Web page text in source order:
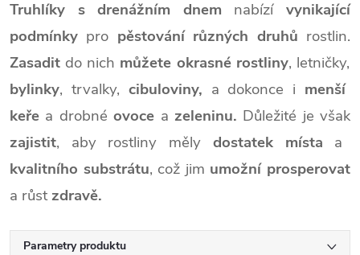
Truhlíky s drenážním dnem nabízívynikající
podmínky pro pěstování různých druhů rostlin.
Zasadit do nich můžete okrasné rostliny, letničky,
bylinky, trvalky, cibuloviny, a dokonce i menší
keře a drobné ovoce a zeleninu. Důležité je však
zajistit, aby rostliny měly dostatek místa a
kvalitního substrátu, což jim umožní prosperovat
a růstzdravě.
Parametry produktu